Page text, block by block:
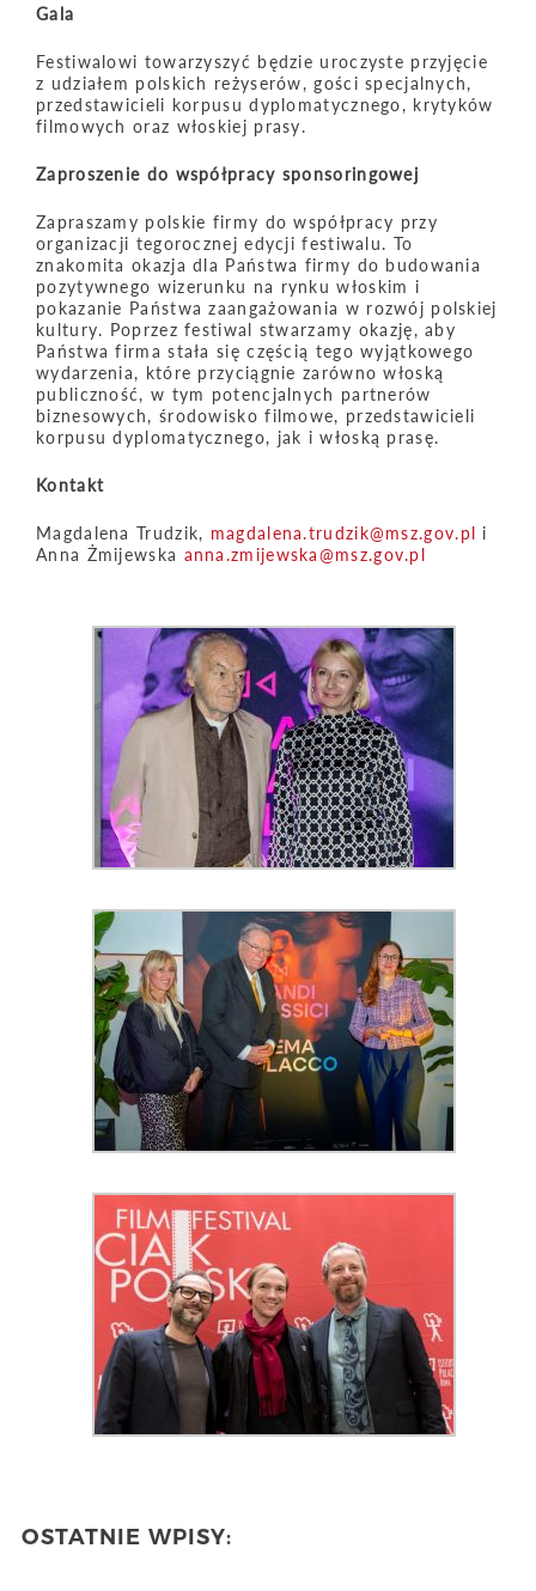
OSTATNIE WPISY:
Gala
Festiwalowi towarzyszyć będzie uroczyste przyjęcie
z udziałem polskich reżyserów, gości specjalnych,
przedstawicieli korpusu dyplomatycznego, krytyków
filmowych oraz włoskiej prasy.
Zaproszenie do współpracy sponsoringowej
Zapraszamy polskie firmy do współpracy przy
organizacji tegorocznej edycji festiwalu. To
znakomita okazja dla Państwa firmy do budowania
pozytywnego wizerunku na rynku włoskim i
pokazanie Państwa zaangażowania w rozwój polskiej
kultury. Poprzez festiwal stwarzamy okazję, aby
Państwa firma stała się częścią tego wyjątkowego
wydarzenia, które przyciągnie zarówno włoską
publiczność, w tym potencjalnych partnerów
biznesowych, środowisko filmowe, przedstawicieli
korpusu dyplomatycznego, jak i włoską prasę.
Kontakt
Magdalena Trudzik, magdalena.trudzik@msz.gov.pl i
Anna Żmijewska anna.zmijewska@msz.gov.pl